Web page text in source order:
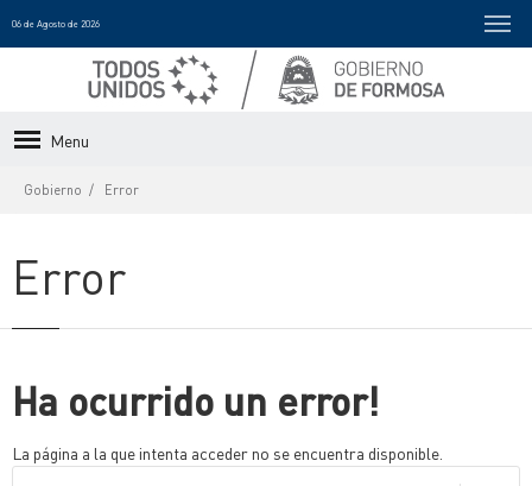
06 de Agosto de 2026
Menu
Gobierno Error
Error
Ha ocurrido un error!
La página a la que intenta acceder no se encuentra disponible.